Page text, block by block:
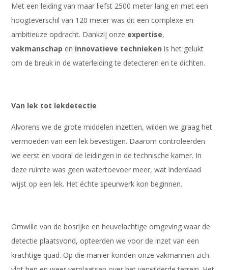
Met een leiding van maar liefst 2500 meter lang en met een
hoogteverschil van 120 meter was dit een complexe en
ambitieuze opdracht. Dankzij onze expertise,
vakmanschap en innovatieve technieken is het gelukt
om de breuk in de waterleiding te detecteren en te dichten.
Van lek tot lekdetectie
Alvorens we de grote middelen inzetten, wilden we graag het
vermoeden van een lek bevestigen. Daarom controleerden
we eerst en vooral de leidingen in de technische kamer. In
deze ruimte was geen watertoevoer meer, wat inderdaad
wijst op een lek. Het échte speurwerk kon beginnen.
Omwille van de bosrijke en heuvelachtige omgeving waar de
detectie plaatsvond, opteerden we voor de inzet van een
krachtige quad. Op die manier konden onze vakmannen zich